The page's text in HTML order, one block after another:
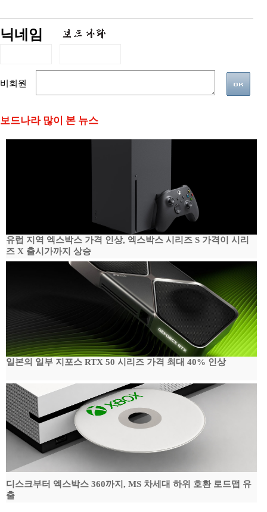
닉네임
비회원
보드나라 많이 본 뉴스
유럽 지역 엑스박스 가격 인상, 엑스박스 시리즈 S 가격이 시리
즈 X 출시가까지 상승
일본의 일부 지포스 RTX 50 시리즈 가격 최대 40% 인상
디스크부터 엑스박스 360까지, MS 차세대 하위 호환 로드맵 유
출